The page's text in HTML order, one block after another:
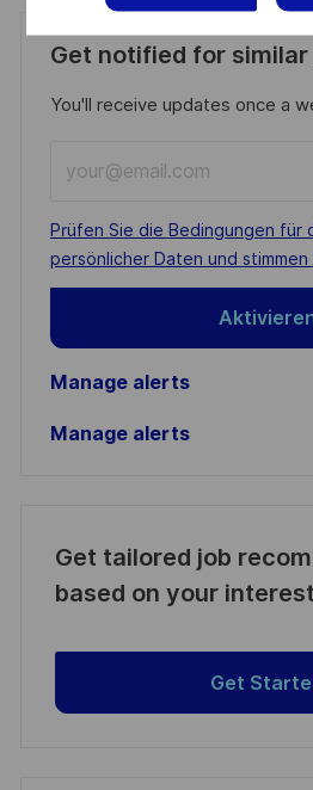
Get notified for similar
You'll receive updates once a
Email
address
(Required)
Required
Prüfen Sie die Bedingungen für
persönlicher Daten und stimmen
Manage alerts
Manage alerts
Get tailored job
based on your
Get